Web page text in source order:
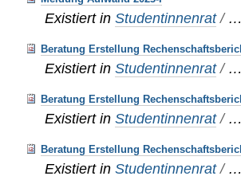
Existiert in Studentinnenrat /
Beratung Erstellung
Existiert in Studentinnenrat /
Beratung Erstellung
Existiert in Studentinnenrat /
Beratung Erstellung
Existiert in Studentinnenrat /